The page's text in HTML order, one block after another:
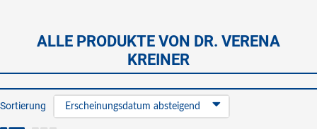
ALLE PRODUKTE VON DR. VERENA
KREINER
Sortierung Erscheinungsdatum absteigend